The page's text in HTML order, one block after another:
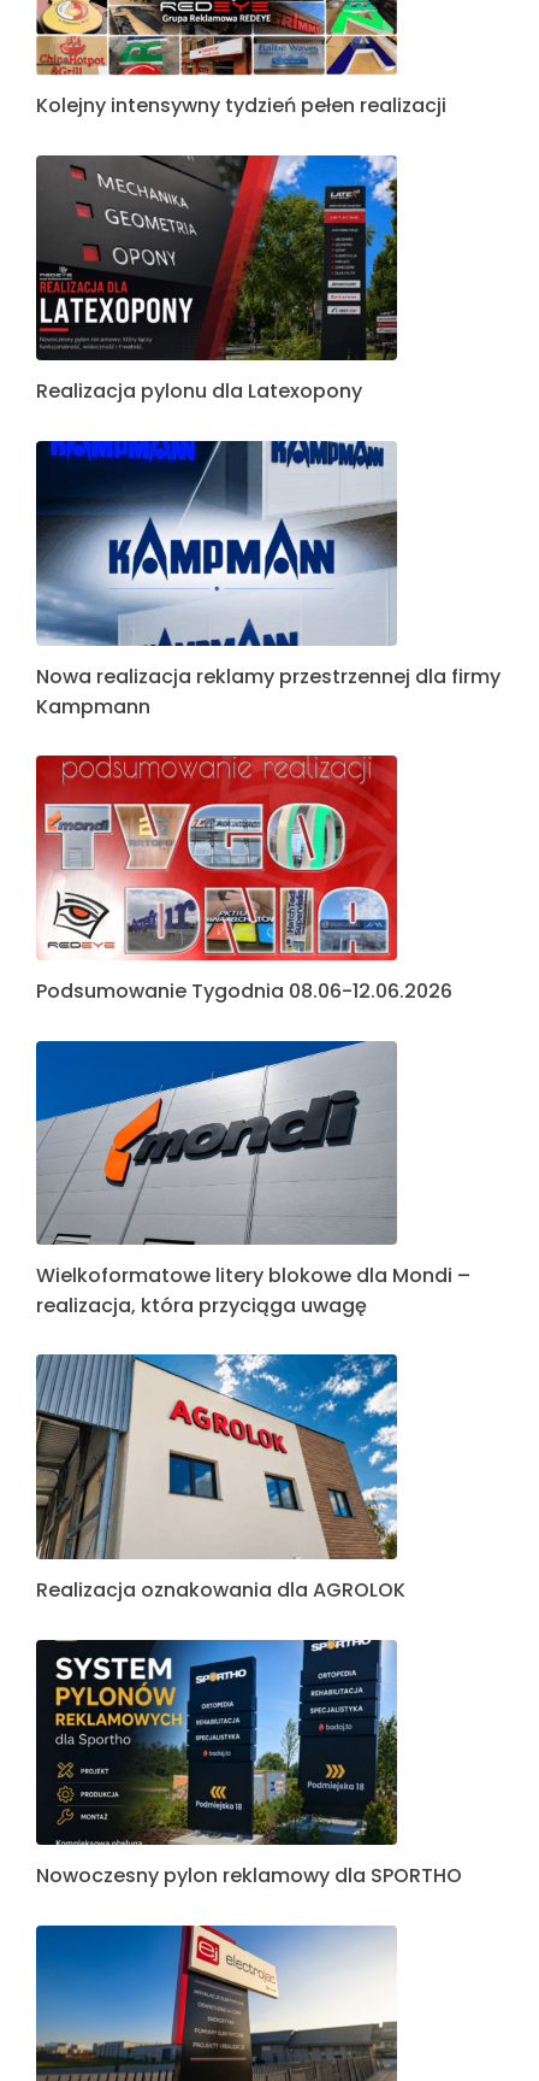
Kolejny intensywny tydzień pełen realizacji
Realizacja pylonu dla Latexopony
Nowa realizacja reklamy przestrzennej dla firmy
Kampmann
Podsumowanie Tygodnia 08.06-12.06.2026
Wielkoformatowe litery blokowe dla Mondi –
realizacja, która przyciąga uwagę
Realizacja oznakowania dla AGROLOK
Nowoczesny pylon reklamowy dla SPORTHO